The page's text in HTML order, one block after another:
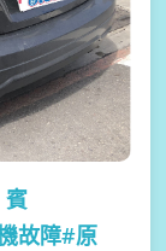
賓
故障#原